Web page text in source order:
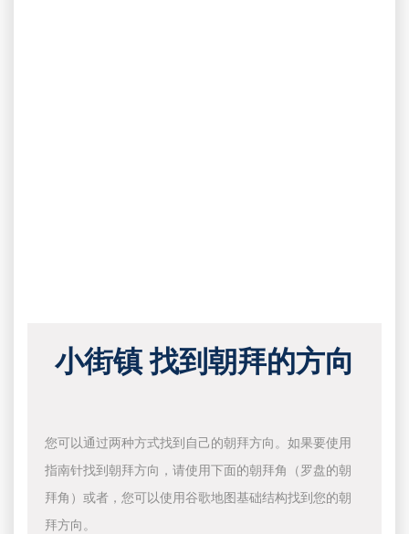
小街镇 找到朝拜的方向
您可以通过两种方式找到自己的朝拜方向。如果要使用
指南针找到朝拜方向，请使用下面的朝拜角（罗盘的朝
拜角）或者，您可以使用谷歌地图基础结构找到您的朝
拜方向。